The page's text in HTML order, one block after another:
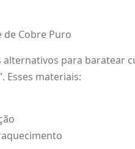
de Cobre Puro
para baratear
Esses materiais: